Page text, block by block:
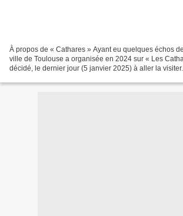
À propos de « Cathares » Ayant eu quelques échos
ville de Toulouse a organisée en 2024 sur « Les
décidé, le dernier jour (5 janvier 2025) à aller la